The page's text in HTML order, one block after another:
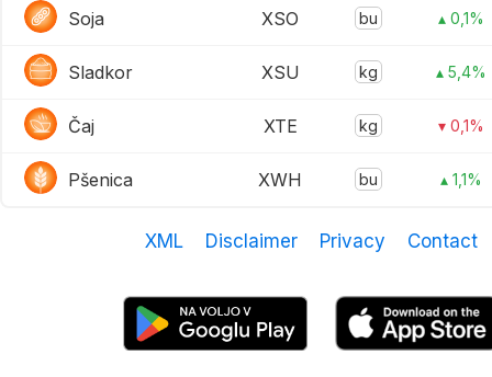
Soja XSO bu ▴ 0,1%
Sladkor XSU kg ▴ 5,4%
Čaj XTE kg ▾ 0,1%
Pšenica XWH bu ▴ 1,1%
XML Disclaimer Privacy Contact